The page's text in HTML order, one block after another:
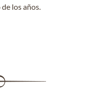
los años.